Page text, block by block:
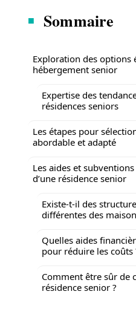
Sommaire
Exploration des options
hébergement senior
Expertise des
résidences seniors
Les étapes pour
abordable et adapté
Les aides et
d’une résidence senior
Existe-t-il des
différentes des
Quelles aides
pour réduire les coûts
Comment être sûr de
résidence senior ?